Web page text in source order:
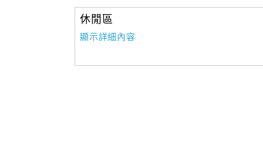
休閒區
顯示詳細內容